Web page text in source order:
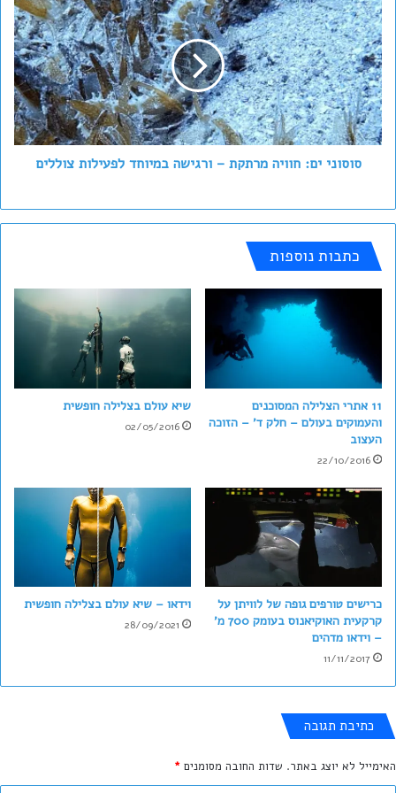
ים:
חוויה
מרתקת
–
ורגישה
במיוחד
לפעילות
צוללים
סוסוני ים: חוויה מרתקת – ורגישה במיוחד לפעילות צוללים
כתבות נוספות
11 אתרי הצלילה המסוכנים
והעמוקים בעולם – חלק ד' – הזוכה
העצוב
22/10/2016
שיא עולם בצלילה חופשית
02/05/2016
כרישים טורפים גופה של לוויתן על
קרקעית האוקיאנוס בעומק 700 מ'
– וידאו מדהים
11/11/2017
וידאו – שיא עולם בצלילה חופשית
28/09/2021
כתיבת תגובה
האימייל לא יוצג באתר. שדות החובה מסומנים *